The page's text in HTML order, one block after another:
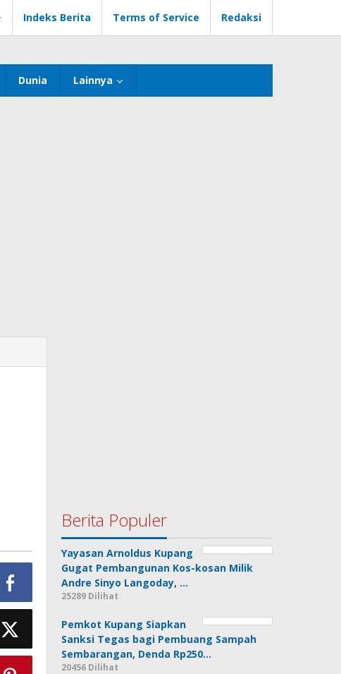
Indeks Berita Terms of Service Redaksi
Dunia Lainnya
Berita Populer
Yayasan Arnoldus Kupang
Gugat Pembangunan Kos-kosan Milik
Andre Sinyo Langoday, …
25289 Dilihat
Pemkot Kupang Siapkan
Sanksi Tegas bagi Pembuang Sampah
Sembarangan, Denda Rp250…
20456 Dilihat